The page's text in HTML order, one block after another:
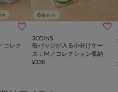

コレク

3COINS
缶バッジが入る小分けケー
ス：M／コレクション収納
¥330